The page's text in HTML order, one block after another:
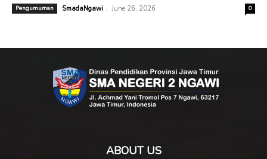
Pengumuman SmadaNgawi - June 26, 2026 0
ABOUT US